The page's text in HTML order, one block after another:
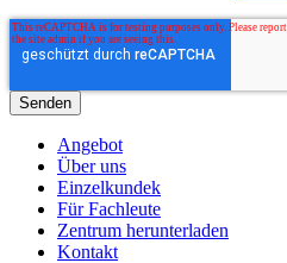
Angebot
Über uns
Einzelkundek
Für Fachleute
Zentrum herunterladen
Kontakt